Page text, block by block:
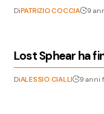
DiPATRIZIO COCCIA 9
Lost Sphear ha
DiALESSIO CIALLI 9 anni